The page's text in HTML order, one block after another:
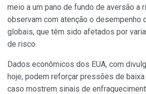
meio a um pano de fundo de aversão a
observam com atenção o desempenho
globais, que têm sido afetados por
de risco.
Dados econômicos dos EUA, com
hoje, podem reforçar pressões de
caso mostrem sinais de